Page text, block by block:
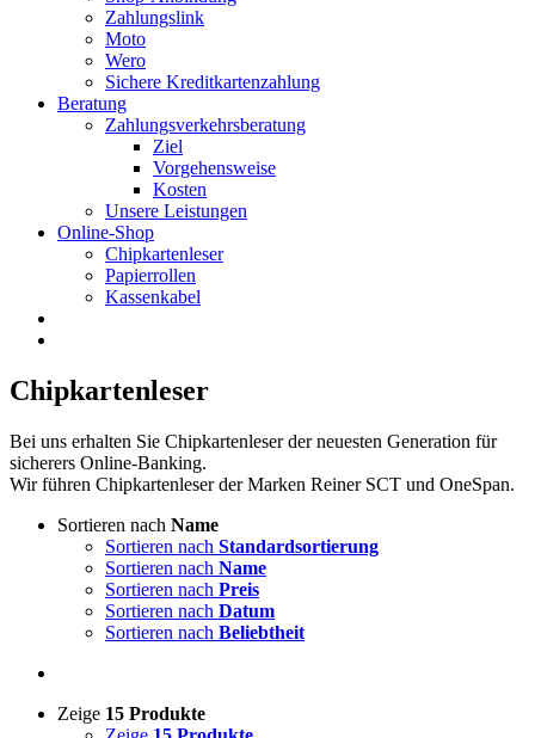
Zahlungslink
Moto
Wero
Sichere Kreditkartenzahlung
Beratung
Zahlungsverkehrsberatung
Ziel
Vorgehensweise
Kosten
Unsere Leistungen
Online-Shop
Chipkartenleser
Papierrollen
Kassenkabel
Chipkartenleser
Bei uns erhalten Sie Chipkartenleser der neuesten Generation für
sicherers Online-Banking.
Wir führen Chipkartenleser der Marken Reiner SCT und OneSpan.
Sortieren nach Name
Sortieren nach Standardsortierung
Sortieren nach Name
Sortieren nach Preis
Sortieren nach Datum
Sortieren nach Beliebtheit
Zeige 15 Produkte